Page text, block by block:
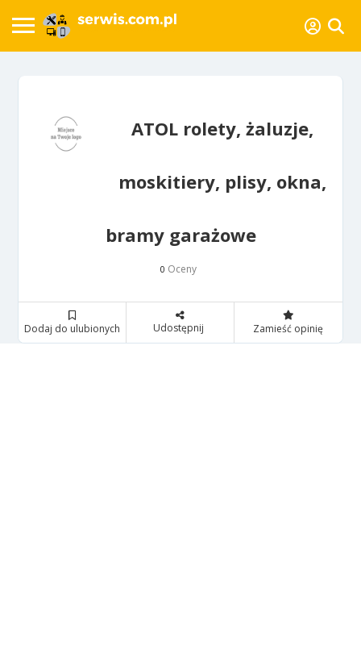
ATOL rolety, żaluzje,
moskitiery, plisy, okna,
bramy garażowe
0 Oceny
Dodaj do ulubionych Udostępnij Zamieść opinię